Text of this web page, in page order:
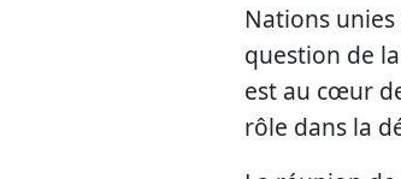
Nations
question de
est au cœur
rôle dans la